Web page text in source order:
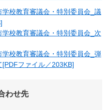
校教育審議会・特別委員会_議
校教育審議会・特別委員会_次
校教育審議会・特別委員会_弾
ファイル／203KB]
わせ先